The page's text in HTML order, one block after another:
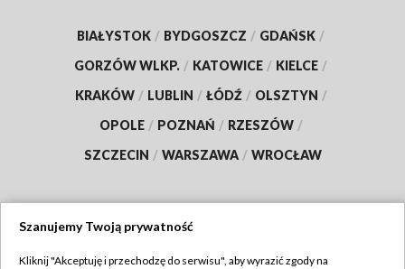
BIAŁYSTOK / BYDGOSZCZ / GDAŃSK /
GORZÓW WLKP. / KATOWICE / KIELCE /
KRAKÓW / LUBLIN / ŁÓDŹ / OLSZTYN /
OPOLE / POZNAŃ / RZESZÓW /
SZCZECIN / WARSZAWA / WROCŁAW
Szanujemy Twoją prywatność
Kliknij "Akceptuję i przechodzę do serwisu", aby wyrazić zgody na